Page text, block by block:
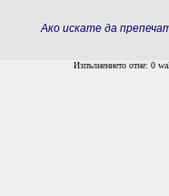
Ако искате да
Изпълнението отне: 0